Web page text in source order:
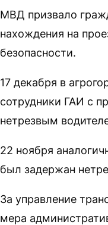
МВД призвало
нахождения на
безопасности.
17 декабря в
сотрудники ГАИ с
нетрезвым
22 ноября
был задержан
За управление
мера